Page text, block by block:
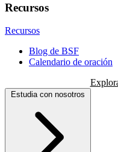
Recursos
Recursos
Blog de BSF
Calendario de oración
Estudia con nosotros